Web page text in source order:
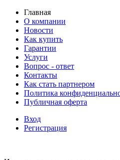
Главная
О компании
Новости
Как купить
Гарантии
Услуги
Вопрос - ответ
Контакты
Как стать партнером
Политика
Публичная оферта
Вход
Регистрация